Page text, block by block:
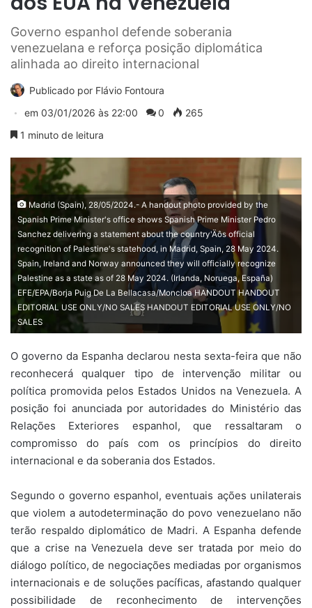
Governo espanhol defende soberania
venezuelana e reforça posição diplomática
alinhada ao direito internacional
Publicado por Flávio Fontoura
em 03/01/2026 às 22:00 0
265
1 minuto de leitura
Madrid (Spain), 28/05/2024.- A handout photo provided by the
Spanish Prime Minister's office shows Spanish Prime Minister Pedro
Sanchez delivering a statement about the country'Äôs official
recognition of Palestine's statehood, in Madrid, Spain, 28 May 2024.
Spain, Ireland and Norway announced they will officially recognize
Palestine as a state as of 28 May 2024. (Irlanda, Noruega, España)
EFE/EPA/Borja Puig De La Bellacasa/Moncloa HANDOUT HANDOUT
EDITORIAL USE ONLY/NO SALES HANDOUT EDITORIAL USE ONLY/NO
SALES
O governo da Espanha declarou nesta sexta-feira que não
reconhecerá qualquer tipo de intervenção militar ou
política promovida pelos Estados Unidos na Venezuela. A
posição foi anunciada por autoridades do Ministério das
Relações Exteriores espanhol, que ressaltaram o
compromisso do país com os princípios do direito
internacional e da soberania dos Estados.
Segundo o governo espanhol, eventuais ações unilaterais
que violem a autodeterminação do povo venezuelano não
terão respaldo diplomático de Madri. A Espanha defende
que a crise na Venezuela deve ser tratada por meio do
diálogo político, de negociações mediadas por organismos
internacionais e de soluções pacíficas, afastando qualquer
possibilidade de reconhecimento de intervenções